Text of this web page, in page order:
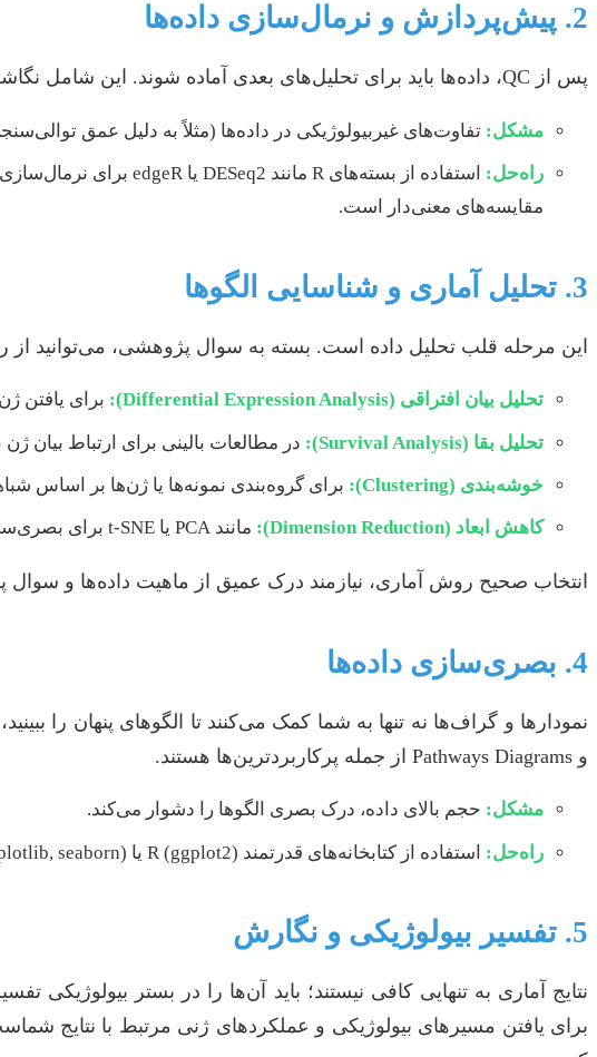
2. پیش‌پردازش و نرمال‌سازی داده‌ها
پس از QC، داده‌ها باید برای تحلیل‌های بعدی آماده شوند. این شامل نگاشت توالی‌ها به ژنوم مرجع، شمارش خوانش‌ها، و سپس نرمال‌سازی برای حذف بایاس‌های فنی است.
مشکل: تفاوت‌های غیربیولوژیکی در داده‌ها (مثلاً به دلیل عمق
راه‌حل:
مقایسه‌های معنی‌دار است.
3. تحلیل آماری و شناسایی الگوها
این مرحله قلب تحلیل داده است. بسته به سوال پژوهشی، می‌توانید از
تحلیل بیان افتراقی (Differential Expression Analysis): برای یافتن
تحلیل بقا (Survival Analysis): در مطالعات بالینی برای ارتباط بیان
خوشه‌بندی (Clustering): برای گروه‌بندی نمونه‌ها یا ژن‌ها بر اساس
کاهش ابعاد (Dimension Reduction): مانند PCA یا t-SNE برای بصری‌سازی داده‌های با ابعاد بالا.
انتخاب صحیح روش آماری، نیازمند درک عمیق از ماهیت داده‌ها و
4. بصری‌سازی داده‌ها
و Pathways Diagrams از جمله پرکاربردترین‌ها هستند.
مشکل: حجم بالای داده، درک بصری الگوها را دشوار می‌کند.
راه‌حل: استفاده از کتابخانه‌های قدرتمند R (ggplot2) یا Python (matplotlib, seaborn) برای ایجاد نمودارهای واضح، زیبا و اطلاعاتی.
5. تفسیر بیولوژیکی و نگارش
برای یافتن مسیرهای بیولوژیکی و عملکردهای ژنی مرتبط با نتایج